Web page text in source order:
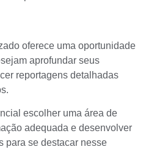
oferece uma oportunidade
aprofundar seus
reportagens detalhadas
escolher uma área de
adequada e desenvolver
para se destacar nesse